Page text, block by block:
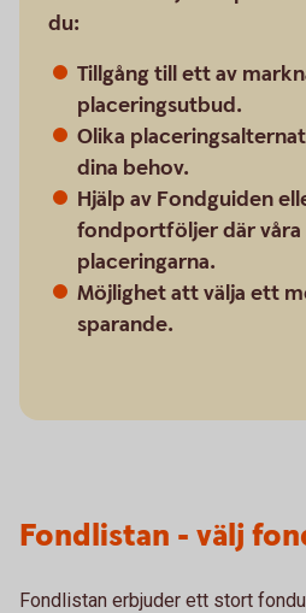
du:
Tillgång till ett av
placeringsutbud.
Olika
dina behov.
Hjälp av Fondguiden
fondportföljer där
placeringarna.
Möjlighet att välja ett
sparande.
Fondlistan - välj
Fondlistan erbjuder ett stort